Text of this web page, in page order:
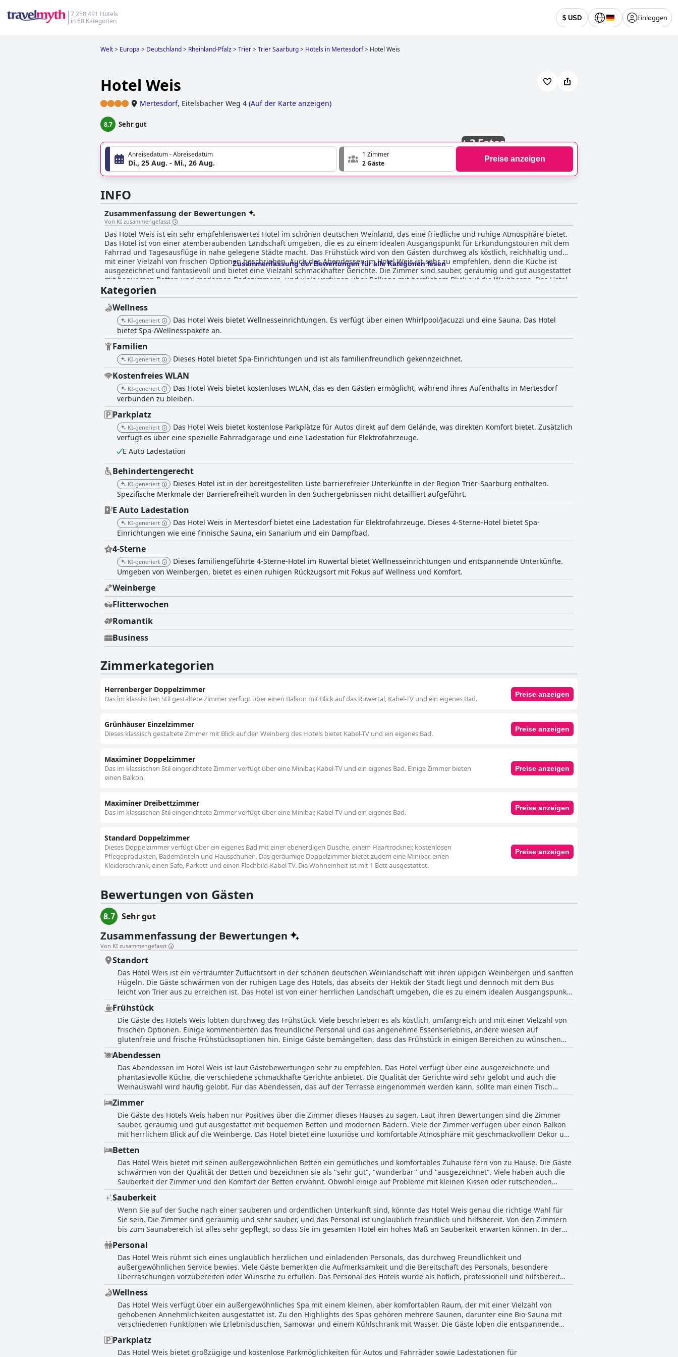
7,258,491 Hotels
in 60 Kategorien
$ USD Einloggen
Welt> Europa > Deutschland> Rheinland-Pfalz>Trier>Trier Saarburg> Hotels in Mertesdorf> Hotel Weis
Hotel Weis
Mertesdorf, Eitelsbacher Weg 4 (Auf der Karte anzeigen)
8.7 Sehr gut
+3 Fotos
Anreisedatum - Abreisedatum
Di., 25 Aug. - Mi., 26 Aug.
1 Zimmer
2 Gäste
Preise anzeigen
INFO
Zusammenfassung der Bewertungen
Von KI zusammengefasst
Das Hotel Weis ist ein sehr empfehlenswertes Hotel im schönen deutschen Weinland, das eine friedliche und ruhige Atmosphäre bietet.
Das Hotel ist von einer atemberaubenden Landschaft umgeben, die es zu einem idealen Ausgangspunkt für Erkundungstouren mit dem
Fahrrad und Tagesausflüge in nahe gelegene Städte macht. Das Frühstück wird von den Gästen durchweg als köstlich, reichhaltig und
mit einer Vielzahl von frischen Optionen beschrieben. Auch das Abendessen im Hotel Weis ist sehr zu empfehlen, denn die Küche ist
ausgezeichnet und fantasievoll und bietet eine Vielzahl schmackhafter Gerichte. Die Zimmer sind sauber, geräumig und gut ausgestattet
mit bequemen Betten und modernen Badezimmern, und viele verfügen über Balkone mit herrlichem Blick auf die Weinberge. Das Hotel
rühmt sich eines unglaublich herzlichen und einladenden Personals, das durchweg Freundlichkeit und außergewöhnlichen Service
beweist. Der Wellnessbereich des Hotels Weis ist ein großartiger Ort zum Entspannen und Erholen, mit einem kleinen, aber komfortablen
Raum, der mit einer Vielzahl von gehobenen Annehmlichkeiten ausgestattet ist. Das Hotel Weis bietet ausreichend und kostenlose
Parkmöglichkeiten für Autos und Fahrräder. Die Betten sind sehr empfehlenswert und die Gäste schwärmen von ihrer Qualität und ihrem
Komfort. Insgesamt bietet das Hotel Weis ein wunderbares Erlebnis in einer frischen, sauberen und komfortablen Umgebung mit
außergewöhnlicher Gastfreundschaft und erstklassigem Service durch das Personal.
Zusammenfassung der Bewertungen für alle Kategorien lesen
Kategorien
Wellness
KI-generiert
Das Hotel Weis bietet Wellnesseinrichtungen. Es verfügt über einen Whirlpool/Jacuzzi und eine Sauna. Das Hotel
bietet Spa-/Wellnesspakete an.
Familien
KI-generiert Dieses Hotel bietet Spa-Einrichtungen und ist als familienfreundlich gekennzeichnet.
Kostenfreies WLAN
KI-generiert
Das Hotel Weis bietet kostenloses WLAN, das es den Gästen ermöglicht, während ihres Aufenthalts in Mertesdorf
verbunden zu bleiben.
Parkplatz
KI-generiert
Das Hotel Weis bietet kostenlose Parkplätze für Autos direkt auf dem Gelände, was direkten Komfort bietet. Zusätzlich
verfügt es über eine spezielle Fahrradgarage und eine Ladestation für Elektrofahrzeuge.
E Auto Ladestation
Behindertengerecht
KI-generiert
Dieses Hotel ist in der bereitgestellten Liste barrierefreier Unterkünfte in der Region Trier-Saarburg enthalten.
Spezifische Merkmale der Barrierefreiheit wurden in den Suchergebnissen nicht detailliert aufgeführt.
E Auto Ladestation
KI-generiert
Das Hotel Weis in Mertesdorf bietet eine Ladestation für Elektrofahrzeuge. Dieses 4-Sterne-Hotel bietet Spa-
Einrichtungen wie eine finnische Sauna, ein Sanarium und ein Dampfbad.
4-Sterne
KI-generiert
Dieses familiengeführte 4-Sterne-Hotel im Ruwertal bietet Wellnesseinrichtungen und entspannende Unterkünfte.
Umgeben von Weinbergen, bietet es einen ruhigen Rückzugsort mit Fokus auf Wellness und Komfort.
Weinberge
Flitterwochen
Romantik
Business
Zimmerkategorien
Herrenberger Doppelzimmer
Das im klassischen Stil gestaltete Zimmer verfügt über einen Balkon mit Blick auf das Ruwertal, Kabel-TV und ein eigenes Bad.
Preise anzeigen
Grünhäuser Einzelzimmer
Dieses klassisch gestaltete Zimmer mit Blick auf den Weinberg des Hotels bietet Kabel-TV und ein eigenes Bad.
Preise anzeigen
Maximiner Doppelzimmer
Das im klassischen Stil eingerichtete Zimmer verfügt über eine Minibar, Kabel-TV und ein eigenes Bad. Einige Zimmer bieten
einen Balkon.
Preise anzeigen
Maximiner Dreibettzimmer
Das im klassischen Stil eingerichtete Zimmer verfügt über eine Minibar, Kabel-TV und ein eigenes Bad.
Preise anzeigen
Standard Doppelzimmer
Dieses Doppelzimmer verfügt über ein eigenes Bad mit einer ebenerdigen Dusche, einem Haartrockner, kostenlosen
Pflegeprodukten, Bademänteln und Hausschuhen. Das geräumige Doppelzimmer bietet zudem eine Minibar, einen
Kleiderschrank, einen Safe, Parkett und einen Flachbild-Kabel-TV. Die Wohneinheit ist mit 1 Bett ausgestattet.
Preise anzeigen
Bewertungen von Gästen
8.7 Sehr gut
Zusammenfassung der Bewertungen
Von KI zusammengefasst
Standort
Das Hotel Weis ist ein verträumter Zufluchtsort in der schönen deutschen Weinlandschaft mit ihren üppigen Weinbergen und sanften
Hügeln. Die Gäste schwärmen von der ruhigen Lage des Hotels, das abseits der Hektik der Stadt liegt und dennoch mit dem Bus
leicht von Trier aus zu erreichen ist. Das Hotel ist von einer herrlichen Landschaft umgeben, die es zu einem idealen Ausgangspunkt
für Radtouren und Tagesausflüge in nahe gelegene Städte wie Saarburg, Cochem und Koblenz macht. Das Hotel selbst liegt an einem
wunderschönen Weinberg und bietet eine herrliche Aussicht. Die Besucher schätzen die gute Erreichbarkeit von Trier durch die
bequemen Busverbindungen. Alles in allem verdient dieses Hotel gute Noten für seine erstklassige Lage, die ruhige Atmosphäre und
die Nähe zu spannenden Besichtigungsmöglichkeiten.
Frühstück
Die Gäste des Hotels Weis lobten durchweg das Frühstück. Viele beschrieben es als köstlich, umfangreich und mit einer Vielzahl von
frischen Optionen. Einige kommentierten das freundliche Personal und das angenehme Essenserlebnis, andere wiesen auf
glutenfreie und frische Frühstücksoptionen hin. Einige Gäste bemängelten, dass das Frühstück in einigen Bereichen zu wünschen
übrig ließ, z. B. die begrenzte Auswahl an warmen Speisen oder das Fehlen von frisch geschnittenem Obst. Der allgemeine Konsens
war jedoch positiv, viele Gäste bezeichneten das Frühstück als ausgezeichnet oder hervorragend
Abendessen
Das Abendessen im Hotel Weis ist laut Gästebewertungen sehr zu empfehlen. Das Hotel verfügt über eine ausgezeichnete und
phantasievolle Küche, die verschiedene schmackhafte Gerichte anbietet. Die Qualität der Gerichte wird sehr gelobt und auch die
Weinauswahl wird häufig gelobt. Für das Abendessen, das auf der Terrasse eingenommen werden kann, sollte man einen Tisch
reservieren. Das Restaurant bietet auch ein regionales Menü mit eigenen Weinen an, das als Traum beschrieben wurde. Die meisten
Gäste genossen die Mahlzeiten und lobten sie als großartig und köstlich, wobei einige Gäste besonders die köstlichen Weine
erwähnten. Einige Gäste erwähnten besonders die köstlichen Weine. Allerdings gab es einige Bewertungen, die die Quantität und
Qualität der angebotenen Mahlzeiten für verbesserungswürdig hielten, aber es wurde angemerkt, dass dies eine Frage des
individuellen Geschmacks ist. Insgesamt ist das Essen im Hotel Weis ein Spitzenerlebnis, das man sich nicht entgehen lassen sollte.
Zimmer
Die Gäste des Hotels Weis haben nur Positives über die Zimmer dieses Hauses zu sagen. Laut ihren Bewertungen sind die Zimmer
sauber, geräumig und gut ausgestattet mit bequemen Betten und modernen Bädern. Viele der Zimmer verfügen über einen Balkon
mit herrlichem Blick auf die Weinberge. Das Hotel bietet eine luxuriöse und komfortable Atmosphäre mit geschmackvollem Dekor und
Liebe zum Detail. Obwohl einige Gäste anmerken, dass ihre Zimmer zur Straße hin liegen und manchmal laut sein können, scheint
dies eher die Ausnahme als die Regel zu sein. Insgesamt bietet das Hotel Weis ein wunderbares Erlebnis in einer frischen, sauberen
und komfortablen Umgebung.
Betten
Das Hotel Weis bietet mit seinen außergewöhnlichen Betten ein gemütliches und komfortables Zuhause fern von zu Hause. Die Gäste
schwärmen von der Qualität der Betten und bezeichnen sie als "sehr gut", "wunderbar" und "ausgezeichnet". Viele haben auch die
Sauberkeit der Zimmer und den Komfort der Betten erwähnt. Obwohl einige auf Probleme mit kleinen Kissen oder rutschenden
Matratzen hinwiesen, sind die Betten insgesamt sehr zu empfehlen. Der einzige Nachteil könnte das Fehlen einer Klimaanlage sein,
so dass ein Besuch in der Sommerhitze einige kreative Lösungen erfordern könnte. Aber für eine angenehme Nachtruhe ist das Hotel
Weis genau das Richtige für Sie.
Sauberkeit
Wenn Sie auf der Suche nach einer sauberen und ordentlichen Unterkunft sind, könnte das Hotel Weis genau die richtige Wahl für
Sie sein. Die Zimmer sind geräumig und sehr sauber, und das Personal ist unglaublich freundlich und hilfsbereit. Von den Zimmern
bis zum Saunabereich ist alles sehr gepflegt, so dass Sie im gesamten Hotel ein hohes Maß an Sauberkeit erwarten können. In der
Tat fanden viele Gäste das Hotel sehr sauber und gut gepflegt, einige beschrieben die Zimmer sogar als "super sauber" und "sehr
sauber". Allerdings gab es auch einige wenige Bewertungen, in denen Probleme mit der Sauberkeit erwähnt wurden, wie z. B. nicht
geleerte Mülleimer und schmutzige Handtücher. Insgesamt scheint das Hotel Weis jedoch eine gute Wahl für diejenigen zu sein, die
eine saubere und angenehme Unterkunft suchen.
Personal
Das Hotel Weis rühmt sich eines unglaublich herzlichen und einladenden Personals, das durchweg Freundlichkeit und
außergewöhnlichen Service bewies. Viele Gäste bemerkten die Aufmerksamkeit und die Bereitschaft des Personals, besondere
Überraschungen vorzubereiten oder Wünsche zu erfüllen. Das Personal des Hotels wurde als höflich, professionell und hilfsbereit
beschrieben. Auch die Atmosphäre des Hotels wurde von den Gästen als beruhigend und entspannend empfunden. Die Zimmer
waren sauber und der Wellnessbereich mit seinen Saunen, Whirlpools und gemütlichen Lounges war ein großartiger Ort zum
Entspannen. Auch das Frühstücks- und Restaurantangebot des Hotels mit seinem aufmerksamen und freundlichen Service wurde
gelobt. Insgesamt empfehlen die Gäste das Hotel Weis aufgrund der außergewöhnlichen Gastfreundschaft und des erstklassigen
Service des Personals sehr.
Wellness
Das Hotel Weis verfügt über ein außergewöhnliches Spa mit einem kleinen, aber komfortablen Raum, der mit einer Vielzahl von
gehobenen Annehmlichkeiten ausgestattet ist. Zu den Highlights des Spas gehören mehrere Saunen, darunter eine Bio-Sauna mit
verschiedenen Funktionen wie Erlebnisduschen, Samowar und einem Kühlschrank mit Wasser. Die Gäste loben die entspannende
Umgebung der Sauna, die nur auf Anfrage eingeschaltet wird, was das Engagement des Hotels für Nachhaltigkeit unterstreicht. Zu
den weiteren Annehmlichkeiten, die den Gästen zur Verfügung stehen, gehören kostenloser Tee und Wasser sowie bequeme
Liegestühle und Ruhebereiche. Obwohl der Wellnessbereich klein ist, ist er gut gepflegt und bietet einen großen und komfortablen
Parkplatz
Das Hotel Weis bietet großzügige und kostenlose Parkmöglichkeiten für Autos und Fahrräder sowie Ladestationen für